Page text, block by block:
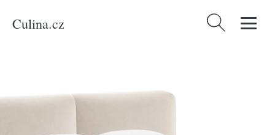
Culina.cz Vyhledávání